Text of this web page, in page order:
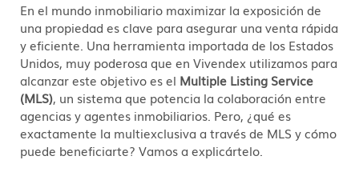
En el mundo inmobiliario maximizar la exposición de
una propiedad es clave para asegurar una venta rápida
y eficiente. Una herramienta importada de los Estados
Unidos, muy poderosa que en Vivendex utilizamos para
alcanzar este objetivo es el Multiple Listing Service
(MLS), un sistema que potencia la colaboración entre
agencias y agentes inmobiliarios. Pero, ¿qué es
exactamente la multiexclusiva a través de MLS y cómo
puede beneficiarte? Vamos a explicártelo.